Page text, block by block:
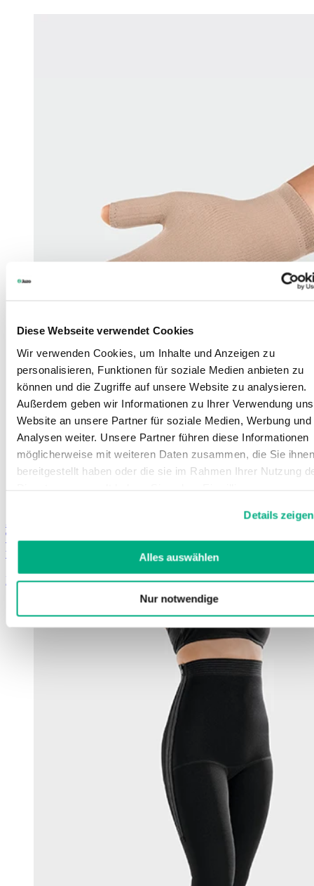
Diese Webseite verwendet Cookies
Wir verwenden Cookies, um Inhalte und Anzeigen zu
personalisieren, Funktionen für soziale Medien anbieten zu
können und die Zugriffe auf unsere Website zu analysieren.
Außerdem geben wir Informationen zu Ihrer Verwendung
Website an unsere Partner für soziale Medien, Werbung und
Analysen weiter. Unsere Partner führen diese Informationen
möglicherweise mit weiteren Daten zusammen, die Sie ihnen
bereitgestellt haben oder die sie im Rahmen Ihrer Nutzung
unsererDatenschutzerklärungundImpressum.
Details zeigen
Alles auswählen
Nur notwendige
Trattamento immediato, rapido e senza cuciture in
taglie di serie
Learn more